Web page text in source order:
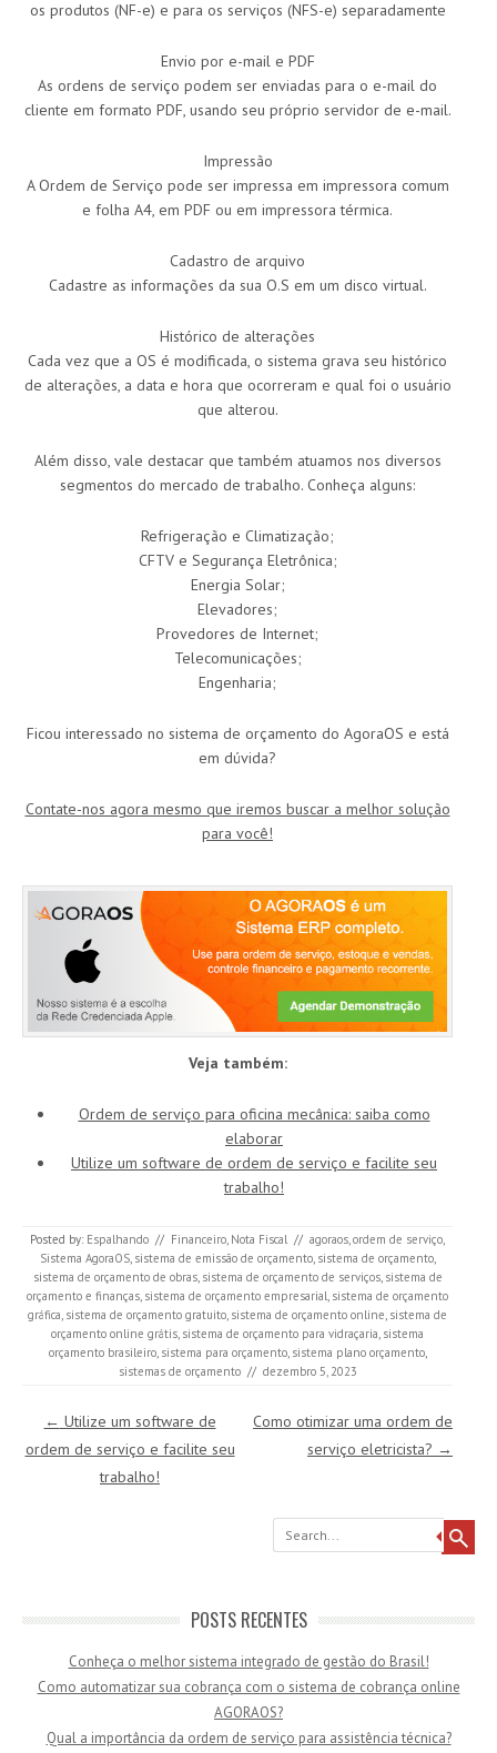
os produtos (NF-e) e para os serviços (NFS-e) separadamente
Envio por e-mail e PDF
As ordens de serviço podem ser enviadas para o e-mail do
cliente em formato PDF, usando seu próprio servidor de e-mail.
Impressão
A Ordem de Serviço pode ser impressa em impressora comum
e folha A4, em PDF ou em impressora térmica.
Cadastro de arquivo
Cadastre as informações da sua O.S em um disco virtual.
Histórico de alterações
Cada vez que a OS é modificada, o sistema grava seu histórico
de alterações, a data e hora que ocorreram e qual foi o usuário
que alterou.
Além disso, vale destacar que também atuamos nos diversos
segmentos do mercado de trabalho. Conheça alguns:
Refrigeração e Climatização;
CFTV e Segurança Eletrônica;
Energia Solar;
Elevadores;
Provedores de Internet;
Telecomunicações;
Engenharia;
Ficou interessado no sistema de orçamento do AgoraOS e está
em dúvida?
Contate-nos agora mesmo que iremos buscar a melhor solução
para você!
Veja também:
Ordem de serviço para oficina mecânica: saiba como
elaborar
Utilize um software de ordem de serviço e facilite seu
trabalho!
Posted by: Espalhando // Financeiro, Nota Fiscal // agoraos,ordem de serviço,
Sistema AgoraOS, sistema de emissão de orçamento, sistema de orçamento,
sistema de orçamento de obras, sistema de orçamento de serviços, sistema de
orçamento e finanças, sistema de orçamento empresarial, sistema de orçamento
gráfica, sistema de orçamento gratuito, sistema de orçamento online, sistema de
orçamento online grátis, sistema de orçamento para vidraçaria, sistema
orçamento brasileiro, sistema para orçamento, sistema plano orçamento,
sistemas de orçamento // dezembro 5, 2023
Post navigation
← Utilize um software de
ordem de serviço e facilite seu
trabalho!
Como otimizar uma ordem de
serviço eletricista? →
Search
POSTS RECENTES
Conheça o melhor sistema integrado de gestão do Brasil!
Como automatizar sua cobrança com o sistema de cobrança online
AGORAOS?
Qual a importância da ordem de serviço para assistência técnica?